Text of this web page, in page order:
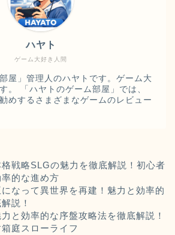
ゲーム大好き人間
ハヤト
屋」管理人のハヤトです。ゲーム大
。 「ハヤトのゲーム部屋」では、
めするさまざまなゲームのレビュー
格戦略SLGの魅力を徹底解説！初心者
的な進め方
になって異世界を再建！魅力と効率的
説！
力と効率的な序盤攻略法を徹底解説！
庭スローライフ